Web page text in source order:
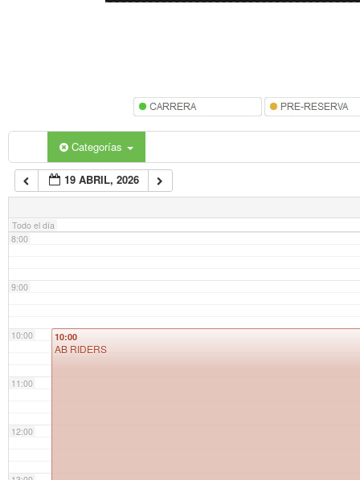
Categorías
19 ABRIL, 2026
Todo el día
7:00
8:00
9:00
10:00
11:00
12:00
10:00
AB RIDERS